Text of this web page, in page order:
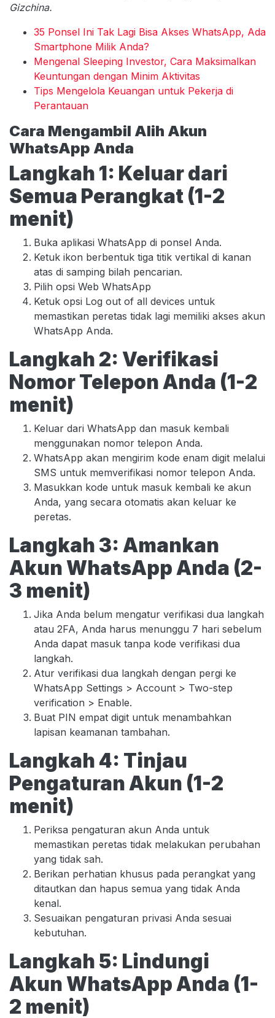
Gizchina.
35 Ponsel Ini Tak Lagi Bisa Akses WhatsApp, Ada
Smartphone Milik Anda?
Mengenal Sleeping Investor, Cara Maksimalkan
Keuntungan dengan Minim Aktivitas
Tips Mengelola Keuangan untuk Pekerja di
Perantauan
Cara Mengambil Alih Akun
WhatsApp Anda
Langkah 1: Keluar dari
Semua Perangkat (1-2
menit)
Buka aplikasi WhatsApp di ponsel Anda.
Ketuk ikon berbentuk tiga titik vertikal di kanan
atas di samping bilah pencarian.
Pilih opsi Web WhatsApp
Ketuk opsi Log out of all devices untuk
memastikan peretas tidak lagi memiliki akses akun
WhatsApp Anda.
Langkah 2: Verifikasi
Nomor Telepon Anda (1-2
menit)
Keluar dari WhatsApp dan masuk kembali
menggunakan nomor telepon Anda.
WhatsApp akan mengirim kode enam digit melalui
SMS untuk memverifikasi nomor telepon Anda.
Masukkan kode untuk masuk kembali ke akun
Anda, yang secara otomatis akan keluar ke
peretas.
Langkah 3: Amankan
Akun WhatsApp Anda (2-
3 menit)
Jika Anda belum mengatur verifikasi dua langkah
atau 2FA, Anda harus menunggu 7 hari sebelum
Anda dapat masuk tanpa kode verifikasi dua
langkah.
Atur verifikasi dua langkah dengan pergi ke
WhatsApp Settings > Account > Two-step
verification > Enable.
Buat PIN empat digit untuk menambahkan
lapisan keamanan tambahan.
Langkah 4: Tinjau
Pengaturan Akun (1-2
menit)
Periksa pengaturan akun Anda untuk
memastikan peretas tidak melakukan perubahan
yang tidak sah.
Berikan perhatian khusus pada perangkat yang
ditautkan dan hapus semua yang tidak Anda
kenal.
Sesuaikan pengaturan privasi Anda sesuai
kebutuhan.
Langkah 5: Lindungi
Akun WhatsApp Anda (1-
2 menit)